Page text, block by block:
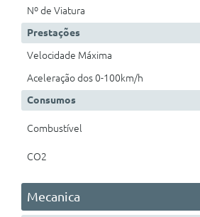
Nº de Viatura
Prestações
Velocidade Máxima
Aceleração dos 0-100km/h
Consumos
Combustível
CO2
Mecanica